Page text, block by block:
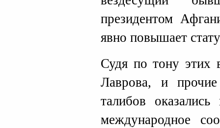
президентом
явно повышает
Судя по тону этих
Лаврова, и
талибов
международное